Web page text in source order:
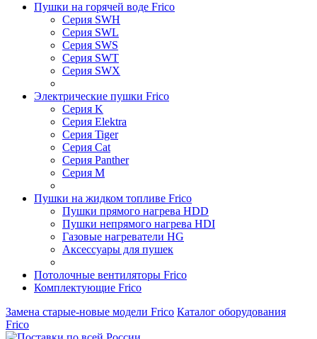
Пушки на горячей воде Frico
Серия SWH
Серия SWL
Серия SWS
Серия SWT
Серия SWX
Электрические пушки Frico
Серия K
Серия Elektra
Серия Tiger
Серия Cat
Серия Panther
Серия M
Пушки на жидком топливе Frico
Пушки прямого нагрева HDD
Пушки непрямого нагрева HDI
Газовые нагреватели HG
Аксессуары для пушек
Потолочные вентиляторы Frico
Комплектующие Frico
Замена старые-новые модели Frico Каталог оборудования
Frico